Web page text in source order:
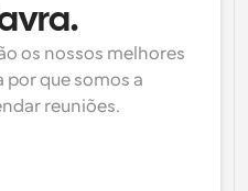
os nossos melhores
que somos a
reuniões.